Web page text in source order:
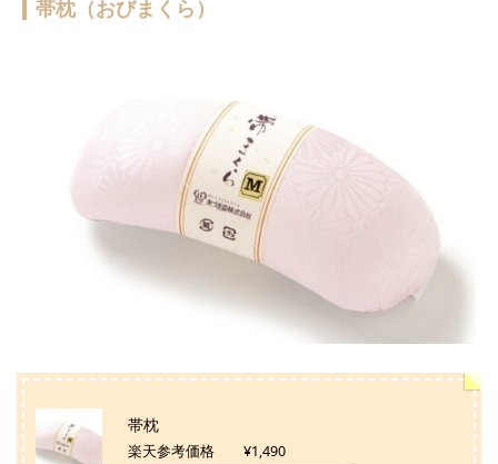
帯枕（おびまくら）
帯枕
楽天参考価格 ¥1,490